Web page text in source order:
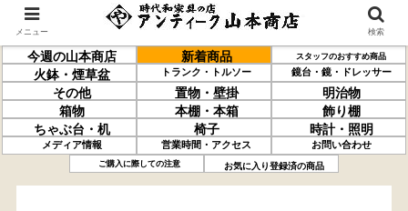
今週の山本商店 新着商品 スタッフのおすすめ商品
火鉢・煙草盆 トランク・トルソー 鏡台・鏡・ドレッサー
その他 置物・壁掛
明治物
箱物
本棚・本箱
飾り棚
ちゃぶ台・机
椅子 時計・照明
メディア情報 営業時間・アクセス お問い合わせ
ご購入に際しての注意 お気に入り登録済の商品
時代箱鏡台
メニュー 検索